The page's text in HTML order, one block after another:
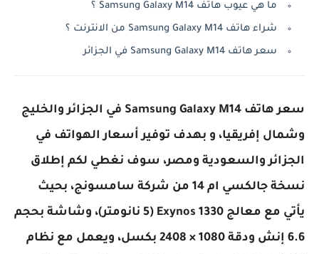
ما هي عيوب هاتف Samsung Galaxy M14 ؟
شراء هاتف Samsung Galaxy M14 من الانترنت ؟
سعر هاتف Samsung Galaxy M14 في الجزائر
سعر هاتف Samsung Galaxy M14 في الجزائر والخليج
وشمال إفريقيا، و بهدف توفير أسعار الهواتف في
الجزائر والسعودية ومصر، سوف نغطي لكم إطلاق
نسخة جالكسي ام 14 من شركة سامسونج، بحيث
يأتي مع معالج Exynos 1330 (5 نانومتر)، وشاشة بحجم
6.6 إنش ودقة 1080 × 2408 بكسل، ويعمل مع نظام